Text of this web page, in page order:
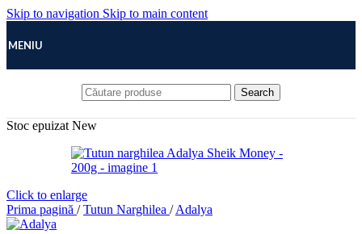
Skip to navigation Skip to main content
MENIU
Search
Stoc epuizat New
Click to enlarge
Prima pagină / Tutun Narghilea / Adalya